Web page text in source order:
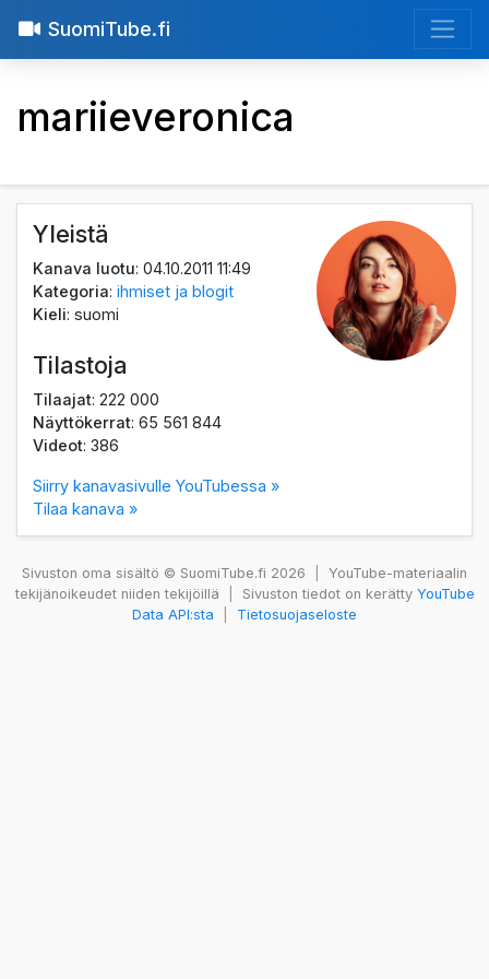
SuomiTube.fi
mariieveronica
Yleistä
Kanava luotu: 04.10.2011 11:49
Kategoria:ihmiset ja blogit
Kieli: suomi
Tilastoja
Tilaajat: 222 000
Näyttökerrat: 65 561 844
Videot: 386
Siirry kanavasivulle YouTubessa »
Tilaa kanava »
Sivuston oma sisältö © SuomiTube.fi 2026
YouTube-materiaalin
tekijänoikeudet niiden tekijöillä
Sivuston tiedot on kerätty YouTube
Data API:sta
Tietosuojaseloste